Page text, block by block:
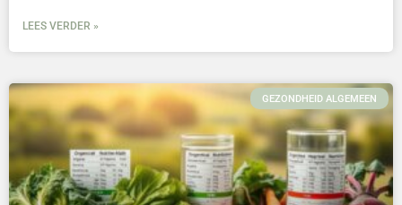
LEES VERDER »
GEZONDHEID ALGEMEEN